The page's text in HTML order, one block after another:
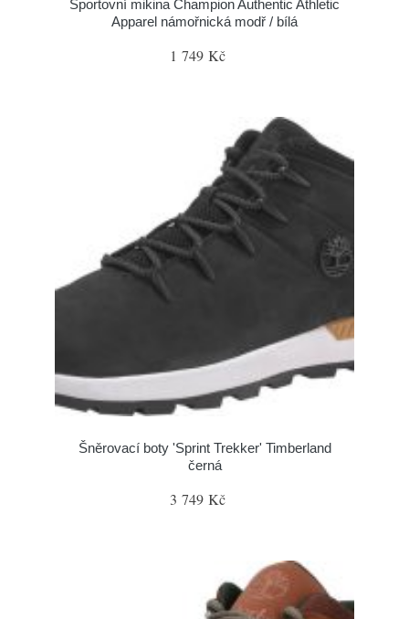
Sportovní mikina Champion Authentic Athletic
Apparel námořnická modř / bílá
1 749 Kč
Šněrovací boty 'Sprint Trekker' Timberland
černá
3 749 Kč